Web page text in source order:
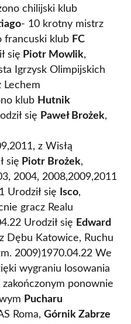
chilijski klub
- 10 krotny mistrz
francuski klub FC
się Piotr Mowlik,
Igrzysk Olimpijskich
Lechem
klub Hutnik
się Paweł Brożek,
z Wisłą
się Piotr Brożek,
2004, 2008,2009,2011
Urodził się
Isco,
gracz Realu
Urodził się Edward
Dębu Katowice, Ruchu
2009)1970.04.22 We
wygraniu losowania
ponownie
Pucharu
Roma, Górnik Zabrze